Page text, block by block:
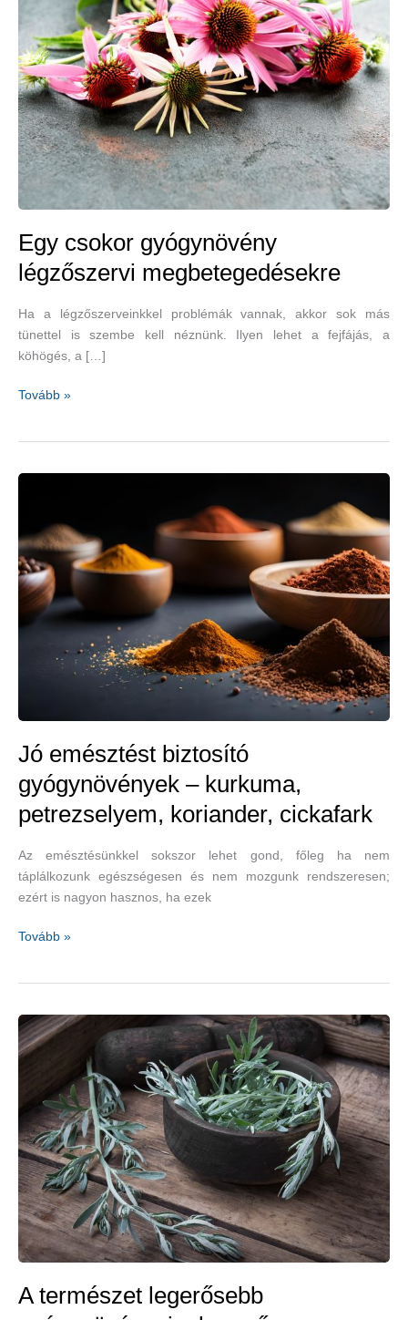
Egy csokor gyógynövény
légzőszervi megbetegedésekre
Ha a légzőszerveinkkel problémák vannak, akkor sok más
tünettel is szembe kell néznünk. Ilyen lehet a fejfájás, a
köhögés, a […]
Egy
megbetegedésekre
Tovább »
Jó emésztést biztosító
gyógynövények – kurkuma,
petrezselyem, koriander, cickafark
Az emésztésünkkel sokszor lehet gond, főleg ha nem
táplálkozunk egészségesen és nem mozgunk rendszeresen;
ezért is nagyon hasznos, ha ezek
Jó
–
kurkuma,
petrezselyem,
koriander,
cickafark
Tovább »
A természet legerősebb